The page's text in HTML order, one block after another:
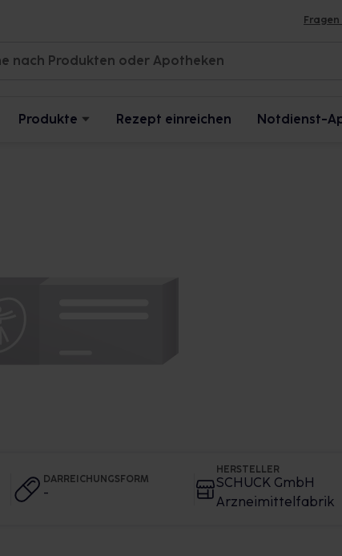
Produkte Rezept einreichen Notdienst-
DARREICHUNGSFORM
-
HERSTELLER
SCHUCK GmbH
Arzneimittelfabrik